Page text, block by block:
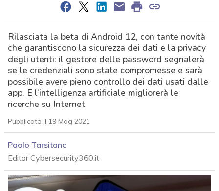
Rilasciata la beta di Android 12, con tante novità
che garantiscono la sicurezza dei dati e la privacy
degli utenti: il gestore delle password segnalerà
se le credenziali sono state compromesse e sarà
possibile avere pieno controllo dei dati usati dalle
app. E l’intelligenza artificiale migliorerà le
ricerche su Internet
Pubblicato il 19 Mag 2021
Paolo Tarsitano
Editor Cybersecurity360.it